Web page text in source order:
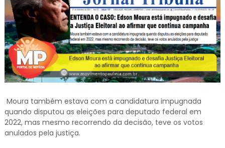
Moura também estava com a candidatura impugnada
quando disputou as eleições para deputado federal em
2022, mas mesmo recorrendo da decisão, teve os votos
anulados pela justiça.